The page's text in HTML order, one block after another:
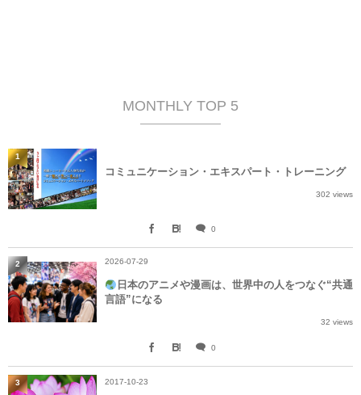
MONTHLY TOP 5
コミュニケーション・エキスパート・トレーニング
302 views
0
1
2026-07-29
日本のアニメや漫画は、世界中の人をつなぐ“共通
言語”になる
32 views
0
2
2017-10-23
3